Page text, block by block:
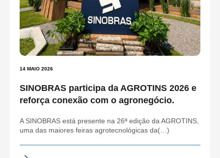
14 MAIO 2026
SINOBRAS participa da AGROTINS 2026 e
reforça conexão com o agronegócio.
A SINOBRAS está presente na 26ª edição da AGROTINS,
uma das maiores feiras agrotecnológicas da(…)